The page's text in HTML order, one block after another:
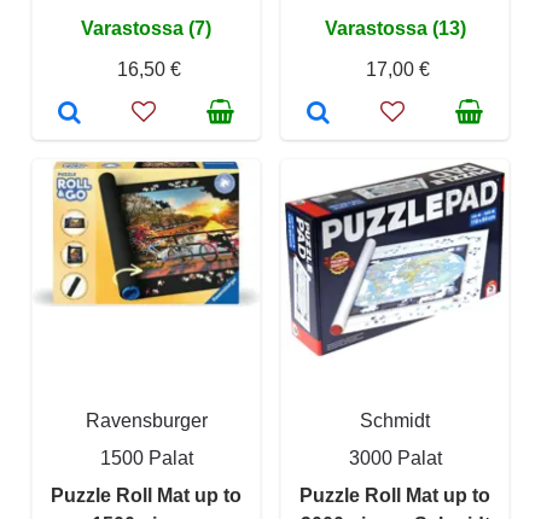
Varastossa (7)
16,50 €
Varastossa (13)
17,00 €
Ravensburger
1500 Palat
Puzzle Roll Mat up to
Schmidt
3000 Palat
Puzzle Roll Mat up to